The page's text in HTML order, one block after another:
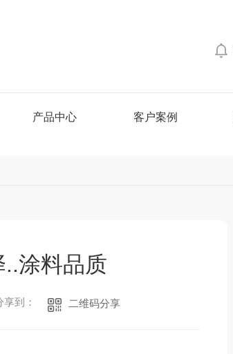
产品中心 客户案例
..涂料品质
享到： 二维码分享